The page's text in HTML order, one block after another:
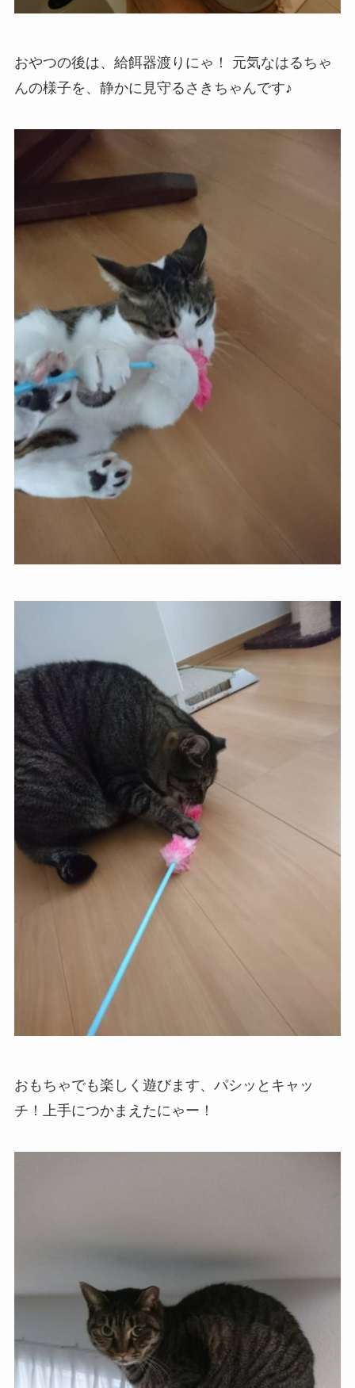
おやつの後は、給餌器渡りにゃ！ 元気なはるちゃ
んの様子を、静かに見守るさきちゃんです♪
おもちゃでも楽しく遊びます、パシッとキャッ
チ！上手につかまえたにゃー！